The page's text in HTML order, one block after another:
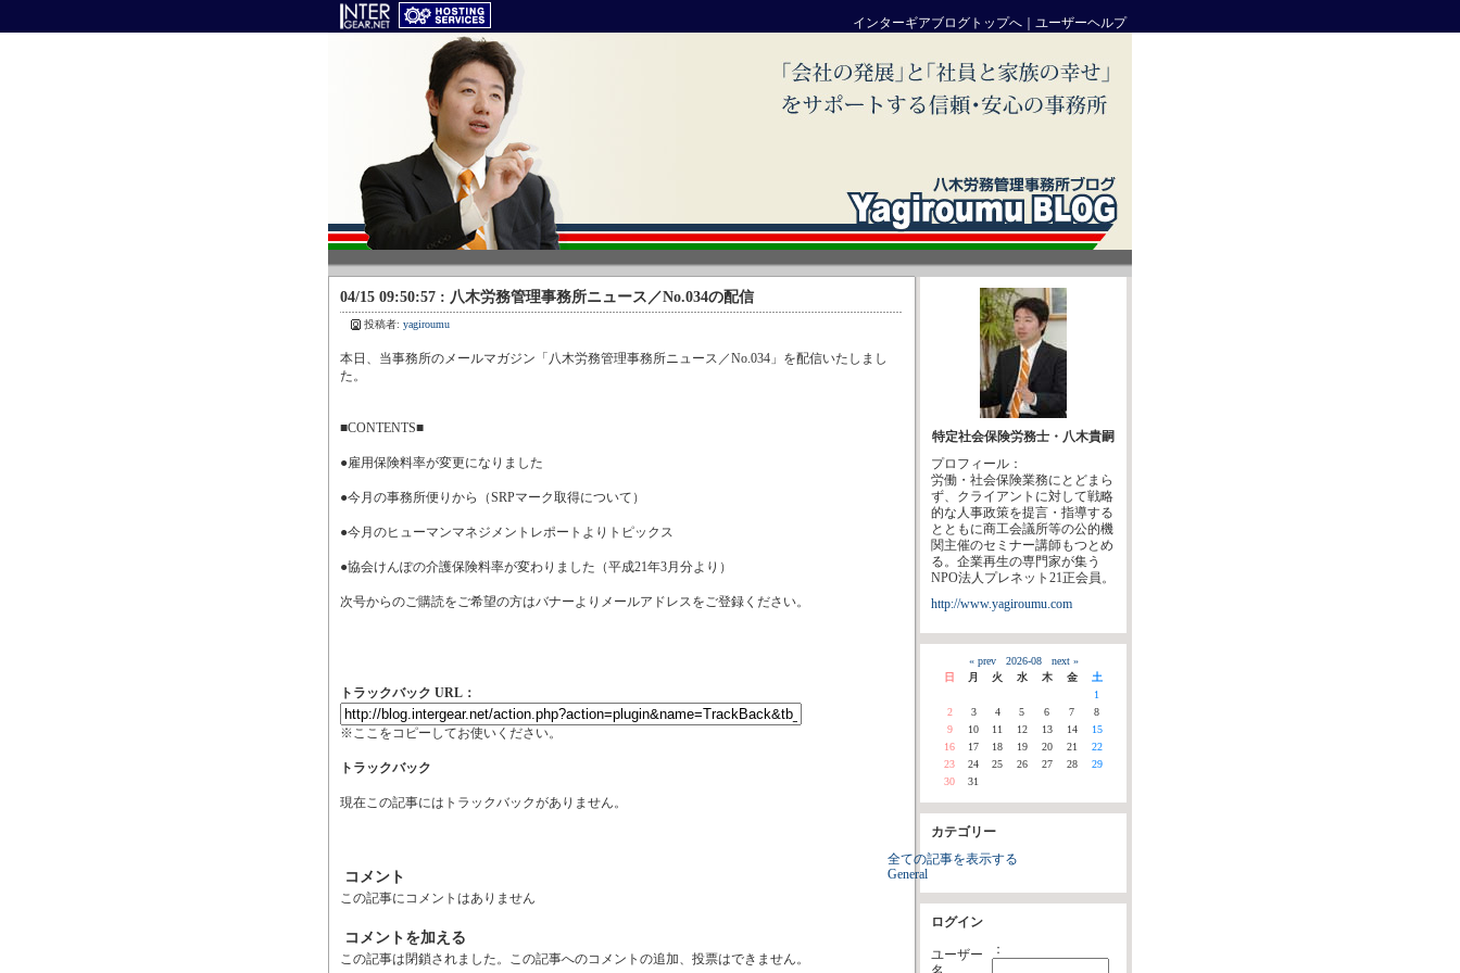
インターギアブログトップへ ユーザーヘルプ
04/15 09:50:57 : 八木労務管理事務所ニュース／No.034の配信
投稿者: yagiroumu
本日、当事務所のメールマガジン「八木労務管理事務所ニュース／No.034」を配信いたしまし
た。
■CONTENTS■
●雇用保険料率が変更になりました
●今月の事務所便りから（SRPマーク取得について）
●今月のヒューマンマネジメントレポートよりトピックス
●協会けんぽの介護保険料率が変わりました（平成21年3月分より）
次号からのご購読をご希望の方はバナーよりメールアドレスをご登録ください。
トラックバック URL：
※ここをコピーしてお使いください。
トラックバック
現在この記事にはトラックバックがありません。
コメント
この記事にコメントはありません
コメントを加える
この記事は閉鎖されました。この記事へのコメントの追加、投票はできません。
特定社会保険労務士・八木貴嗣
プロフィール：
労働・社会保険業務にとどまら
ず、クライアントに対して戦略
的な人事政策を提言・指導する
とともに商工会議所等の公的機
関主催のセミナー講師もつとめ
る。企業再生の専門家が集う
NPO法人プレネット21正会員。
http://www.yagiroumu.com
« prev 2026-08
next »
日
月 火 水 木 金
土
1
2
3 4 5 6 7
8
9
10 11 12 13 14
15
16
17 18 19 20 21
22
23
24 25 26 27 28
29
30
31
カテゴリー
全ての記事を表示する
General
ログイン
ユーザー
：